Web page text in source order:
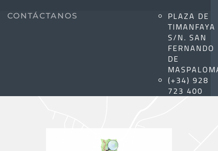
CONTÁCTANOS
PLAZA DE
TIMANFAYA
S/N. SAN
FERNANDO
DE
(+34) 928
723 400